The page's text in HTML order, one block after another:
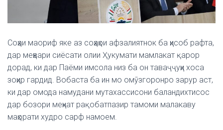
Соҳаи маориф яке аз соҳаҳои афзалиятнок ба ҳисоб рафта,
дар меҳвари сиёсати олии Ҳукумати мамлакат қарор
дорад, ки дар Паёми имсола низ ба он таваҷҷуҳи хоса
зоҳир гардид. Вобаста ба ин мо омӯзгоронро зарур аст,
ки дар омода намудани мутахассисони баландихтисос
дар бозори меҳнат рақобатпазир тамоми малакаву
маҳорати худро сарф намоем.